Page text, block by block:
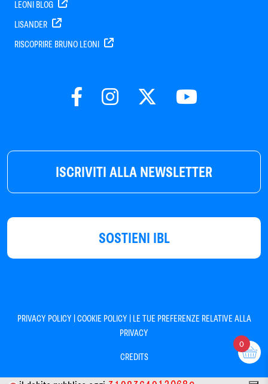
ISCRIVITI ALLA NEWSLETTER
SOSTIENI IBL
LEONI BLOG
LISANDER
RISCOPRIRE BRUNO LEONI
PRIVACY POLICY |COOKIE POLICY | LE TUE PREFERENZE RELATIVE ALLA
PRIVACY
CREDITS
0